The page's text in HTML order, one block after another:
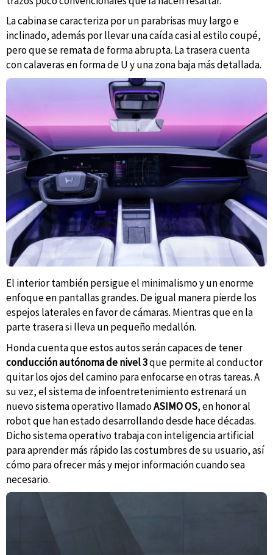
La cabina se caracteriza por un parabrisas muy largo e
inclinado, además por llevar una caída casi al estilo coupé,
pero que se remata de forma abrupta. La trasera cuenta
con calaveras en forma de U y una zona baja más detallada.
El interior también persigue el minimalismo y un enorme
enfoque en pantallas grandes. De igual manera pierde los
espejos laterales en favor de cámaras. Mientras que en la
parte trasera si lleva un pequeño medallón.
Honda cuenta que estos autos serán capaces de tener
conducción autónoma de nivel 3que permite al conductor
quitar los ojos del camino para enfocarse en otras tareas. A
su vez, el sistema de infoentretenimiento estrenará un
nuevo sistema operativo llamadoASIMO OS, en honor al
robot que han estado desarrollando desde hace décadas.
Dicho sistema operativo trabaja con inteligencia artificial
para aprender más rápido las costumbres de su usuario, así
cómo para ofrecer más y mejor información cuando sea
necesario.